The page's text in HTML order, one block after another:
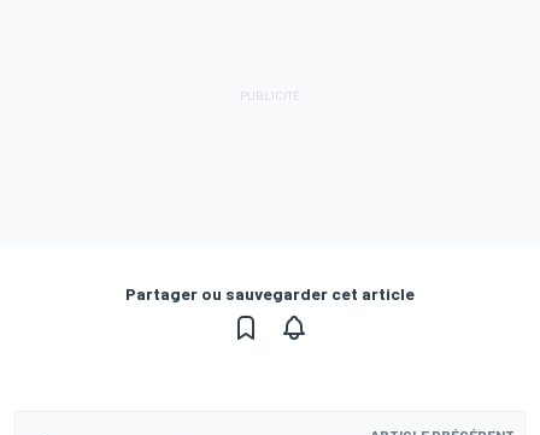
Partager ou sauvegarder cet article